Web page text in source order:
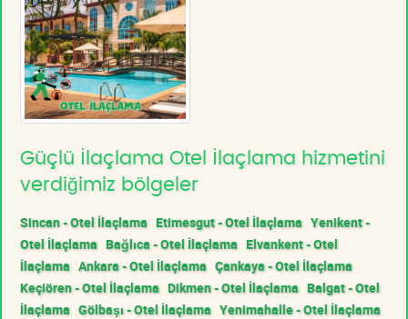
Güçlü İlaçlama Otel İlaçlama hizmetini
verdiğimiz bölgeler
Sincan - Otel İlaçlama Etimesgut - Otel İlaçlama Yenikent -
Otel İlaçlama Bağlıca - Otel İlaçlama Elvankent - Otel
İlaçlama Ankara - Otel İlaçlama Çankaya - Otel İlaçlama
Keçiören - Otel İlaçlama Dikmen - Otel İlaçlama Balgat - Otel
İlaçlama Gölbaşı - Otel İlaçlama Yenimahalle - Otel İlaçlama